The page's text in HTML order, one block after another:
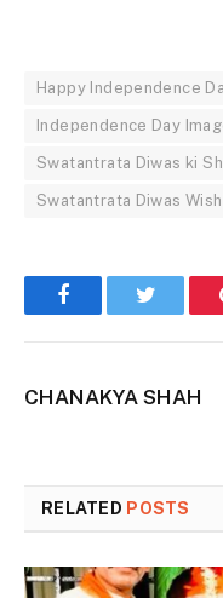
Happy Independence
Independence Day
Swatantrata Diwas ki
Swatantrata Diwas
FacebookTwitter
CHANAKYA SHAH
RELATED POSTS